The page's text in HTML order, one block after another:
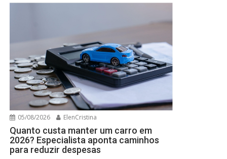
05/08/2026 ElenCristina
Quanto custa manter um carro em
2026? Especialista aponta caminhos
para reduzir despesas